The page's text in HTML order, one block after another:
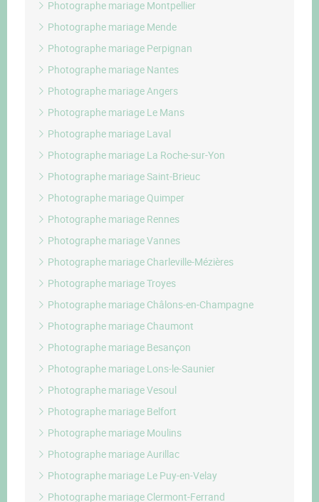
Photographe mariage Montpellier
Photographe mariage Mende
Photographe mariage Perpignan
Photographe mariage Nantes
Photographe mariage Angers
Photographe mariage Le Mans
Photographe mariage Laval
Photographe mariage La Roche-sur-Yon
Photographe mariage Saint-Brieuc
Photographe mariage Quimper
Photographe mariage Rennes
Photographe mariage Vannes
Photographe mariage Charleville-Mézières
Photographe mariage Troyes
Photographe mariage Châlons-en-Champagne
Photographe mariage Chaumont
Photographe mariage Besançon
Photographe mariage Lons-le-Saunier
Photographe mariage Vesoul
Photographe mariage Belfort
Photographe mariage Moulins
Photographe mariage Aurillac
Photographe mariage Le Puy-en-Velay
Photographe mariage Clermont-Ferrand